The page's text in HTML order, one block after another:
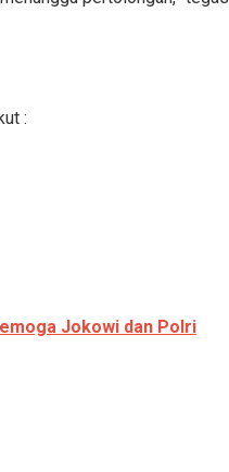
:
Jokowi dan Polri